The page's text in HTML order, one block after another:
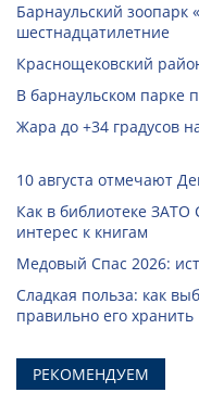
Барнаульский зоопарк
шестнадцатилетние
Краснощековский
В барнаульском парке
Жара до +34 градусов
10 августа отмечают
Как в библиотеке
интерес к книгам
Медовый Спас 2026:
Сладкая польза: как
правильно его хранить
РЕКОМЕНДУЕМ